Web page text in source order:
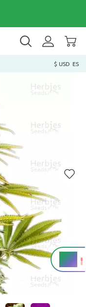
$ USD ES
21%
THC